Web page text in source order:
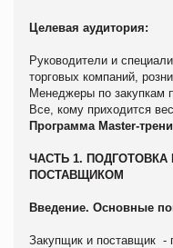
Целевая аудитория:
Руководители и
торговых компаний,
Менеджеры по закупкам
Все, кому приходится
Программа Master-
ЧАСТЬ 1.
ПОСТАВЩИКОМ
Введение. Основные
Закупщик и поставщик -